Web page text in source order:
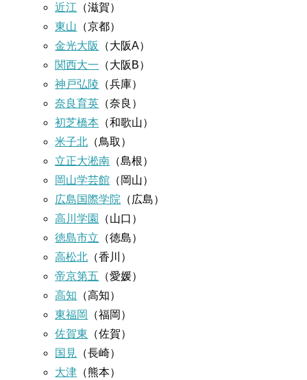
近江 （滋賀）
東山 （京都）
金光大阪
（大阪A）
関西大一 （大阪B）
神戸弘陵 （兵庫）
奈良育英 （奈良）
初芝橋本 （和歌山）
米子北 （鳥取）
立正大淞南 （島根）
岡山学芸館 （岡山）
広島国際学院 （広島）
高川学園
（山口）
徳島市立 （徳島）
高松北 （香川）
帝京第五 （愛媛）
高知 （高知）
東福岡
（福岡）
佐賀東 （佐賀）
国見 （長崎）
大津 （熊本）